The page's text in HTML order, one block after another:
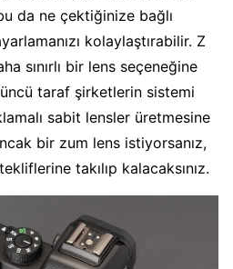
da ne çektiğinize bağlı
kolaylaştırabilir. Z
sınırlı bir lens seçeneğine
taraf şirketlerin sistemi
sabit lensler üretmesine
bir zum lens istiyorsanız,
takılıp kalacaksınız.